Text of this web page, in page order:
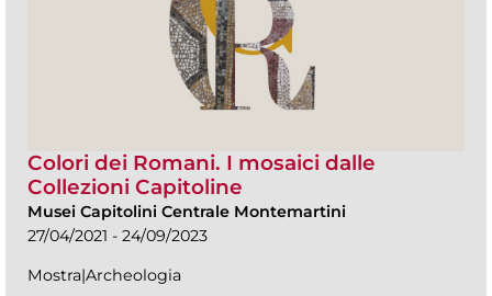
Colori dei Romani. I mosaici dalle
Collezioni Capitoline
Musei Capitolini Centrale Montemartini
27/04/2021 - 24/09/2023
Mostra|Archeologia